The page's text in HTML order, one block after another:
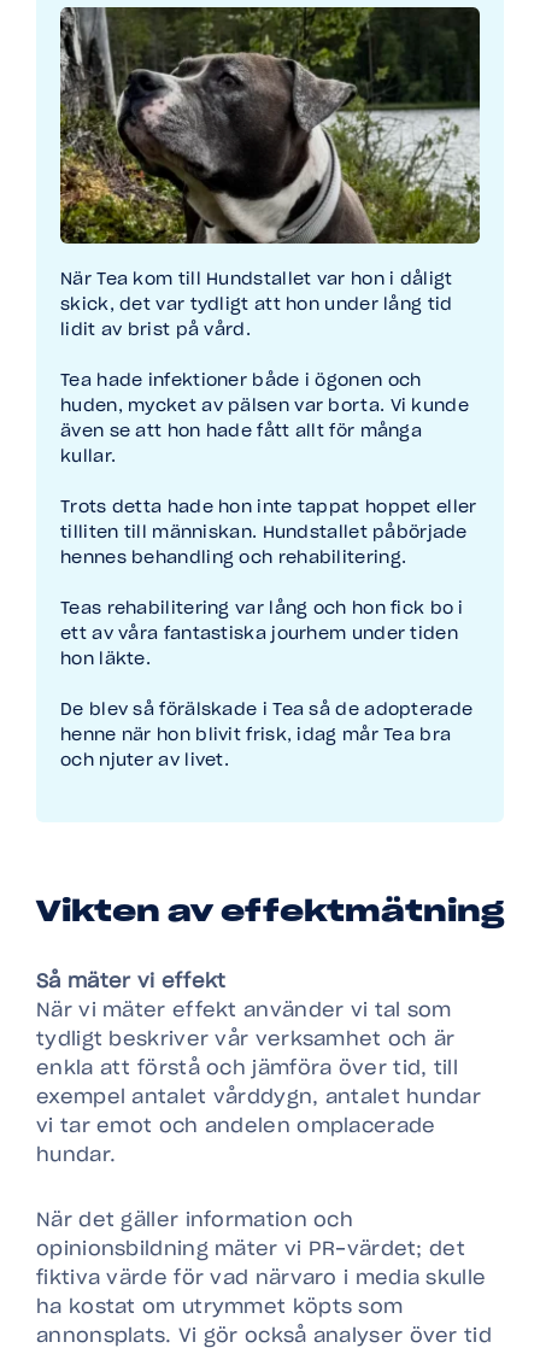
När Tea kom till Hundstallet var hon i dåligt
skick, det var tydligt att hon under lång tid
lidit av brist på vård. ​
Tea hade infektioner både i ögonen och
huden, mycket av pälsen var borta. Vi kunde
även se att hon hade fått allt för många
kullar. ​
Trots detta hade hon inte tappat hoppet eller
tilliten till människan. Hundstallet påbörjade
hennes behandling och rehabilitering.​
Teas rehabilitering var lång och hon fick bo i
ett av våra fantastiska jourhem under tiden
hon läkte.​
De blev så förälskade i Tea så de adopterade
henne när hon blivit frisk, idag mår Tea bra
och njuter av livet.
Vikten av effektmätning
Så mäter vi effekt
När vi mäter effekt använder vi tal som
tydligt beskriver vår verksamhet och är
enkla att förstå och jämföra över tid, till
exempel antalet vårddygn, antalet hundar
vi tar emot och andelen omplacerade
hundar.
När det gäller information och
opinionsbildning mäter vi PR-värdet; det
fiktiva värde för vad närvaro i media skulle
ha kostat om utrymmet köpts som
annonsplats. Vi gör också analyser över tid